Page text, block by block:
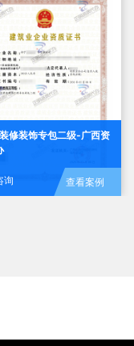
修装饰专包二级-广西资
询 查看案例